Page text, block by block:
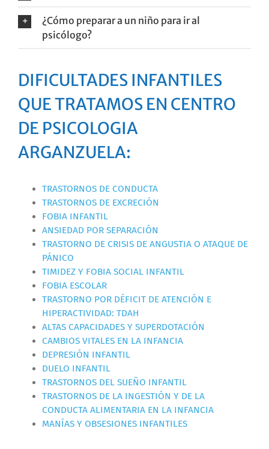
¿Cómo preparar a un niño para ir al
psicólogo?
DIFICULTADES INFANTILES
QUE TRATAMOS EN CENTRO
DE PSICOLOGIA
ARGANZUELA:
TRASTORNOS DE CONDUCTA
TRASTORNOS DE EXCRECIÓN
FOBIA INFANTIL
ANSIEDAD POR SEPARACIÓN
TRASTORNO DE CRISIS DE ANGUSTIA O ATAQUE DE
PÁNICO
TIMIDEZ Y FOBIA SOCIAL INFANTIL
FOBIA ESCOLAR
TRASTORNO POR DÉFICIT DE ATENCIÓN E
HIPERACTIVIDAD: TDAH
ALTAS CAPACIDADES Y SUPERDOTACIÓN
CAMBIOS VITALES EN LA INFANCIA
DEPRESIÓN INFANTIL
DUELO INFANTIL
TRASTORNOS DEL SUEÑO INFANTIL
TRASTORNOS DE LA INGESTIÓN Y DE LA
CONDUCTA ALIMENTARIA EN LA INFANCIA
MANÍAS Y OBSESIONES INFANTILES